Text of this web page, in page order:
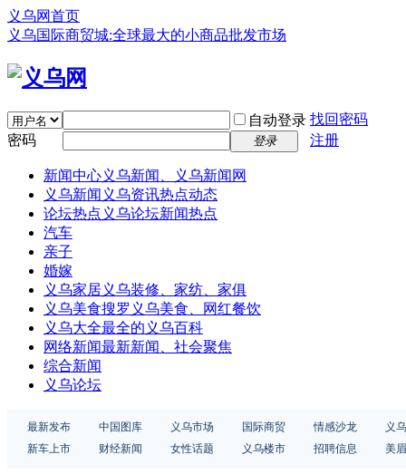
义乌网首页
义乌国际商贸城:全球最大的小商品批发市场
自动登录 找回密码
密码
登录 注册
新闻中心义乌新闻、义乌新闻网
义乌新闻 义乌资讯热点动态
论坛热点 义乌论坛新闻热点
汽车
亲子
婚嫁
义乌家居义乌装修、家纺、家俱
义乌美食搜罗义乌美食、网红餐饮
义乌大全最全的义乌百科
网络新闻最新新闻、社会聚焦
综合新闻
义乌论坛
最新发布 中国图库 义乌市场 国际商贸 情感沙龙
义
新车上市
财经新闻 女性话题 义乌楼市 招聘信息 美